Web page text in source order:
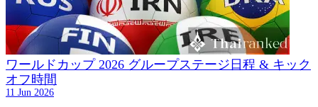
ワールドカップ 2026 グループステージ日程 & キック
オフ時間
11 Jun 2026